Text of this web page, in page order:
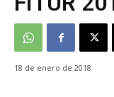
18 de enero de 2018